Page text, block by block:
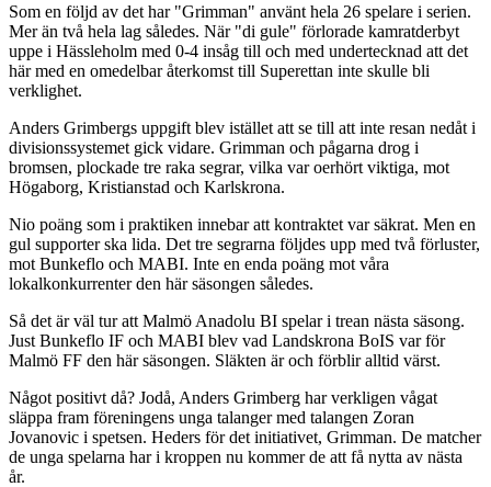
Som en följd av det har "Grimman" använt hela 26 spelare i serien.
Mer än två hela lag således. När "di gule" förlorade kamratderbyt
uppe i Hässleholm med 0-4 insåg till och med undertecknad att det
här med en omedelbar återkomst till Superettan inte skulle bli
verklighet.
Anders Grimbergs uppgift blev istället att se till att inte resan nedåt i
divisionssystemet gick vidare. Grimman och pågarna drog i
bromsen, plockade tre raka segrar, vilka var oerhört viktiga, mot
Högaborg, Kristianstad och Karlskrona.
Nio poäng som i praktiken innebar att kontraktet var säkrat. Men en
gul supporter ska lida. Det tre segrarna följdes upp med två förluster,
mot Bunkeflo och MABI. Inte en enda poäng mot våra
lokalkonkurrenter den här säsongen således.
Så det är väl tur att Malmö Anadolu BI spelar i trean nästa säsong.
Just Bunkeflo IF och MABI blev vad Landskrona BoIS var för
Malmö FF den här säsongen. Släkten är och förblir alltid värst.
Något positivt då? Jodå, Anders Grimberg har verkligen vågat
släppa fram föreningens unga talanger med talangen Zoran
Jovanovic i spetsen. Heders för det initiativet, Grimman. De matcher
de unga spelarna har i kroppen nu kommer de att få nytta av nästa
år.